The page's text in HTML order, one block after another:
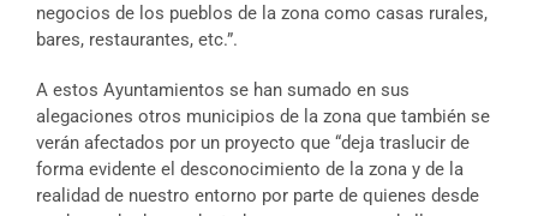
negocios de los pueblos de la zona como casas rurales,
bares, restaurantes, etc.”.
A estos Ayuntamientos se han sumado en sus
alegaciones otros municipios de la zona que también se
verán afectados por un proyecto que “deja traslucir de
forma evidente el desconocimiento de la zona y de la
realidad de nuestro entorno por parte de quienes desde